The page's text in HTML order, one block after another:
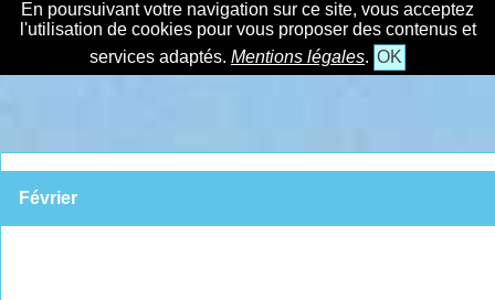
En poursuivant votre navigation sur ce site, vous acceptez
l'utilisation de cookies pour vous proposer des contenus et
services adaptés. Mentions légales. OK
Février